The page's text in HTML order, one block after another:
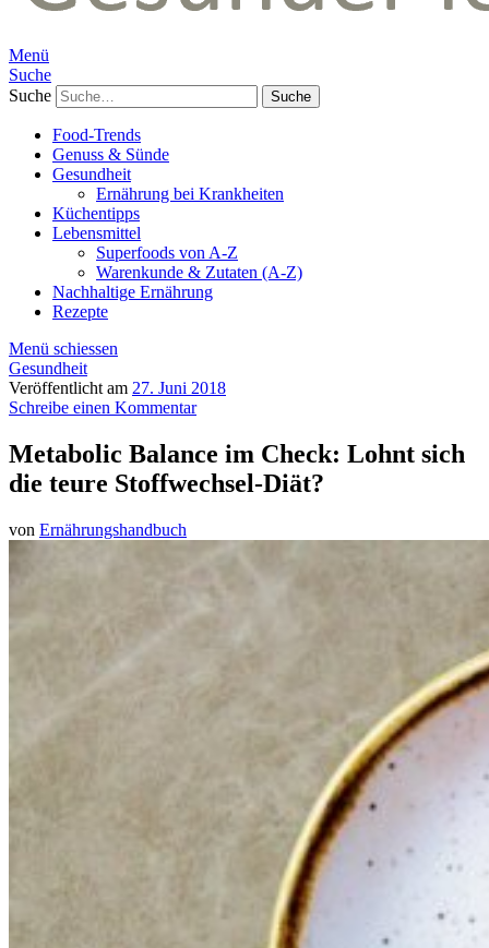
Menü
Suche
Suche
Food-Trends
Genuss & Sünde
Gesundheit
Ernährung bei Krankheiten
Küchentipps
Lebensmittel
Superfoods von A-Z
Warenkunde & Zutaten (A-Z)
Nachhaltige Ernährung
Rezepte
Menü schiessen
Gesundheit
Veröffentlicht am 27. Juni 2018
Schreibe einen Kommentar
Metabolic Balance im Check: Lohnt sich
die teure Stoffwechsel-Diät?
von Ernährungshandbuch